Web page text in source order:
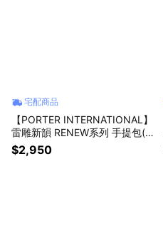
宅配商品
【PORTER INTERNATIONAL】
雷雕新韻 RENEW系列 手提包(藍
色)
$2,950